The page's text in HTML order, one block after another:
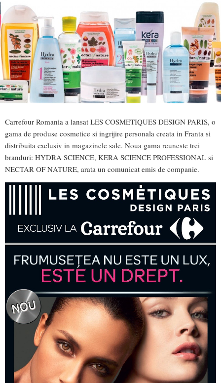
Carrefour Romania a lansat LES COSMETIQUES DESIGN PARIS, o
gama de produse cosmetice si ingrijire personala creata in Franta si
distribuita exclusiv in magazinele sale. Noua gama reuneste trei
branduri: HYDRA SCIENCE, KERA SCIENCE PROFESSIONAL si
NECTAR OF NATURE, arata un comunicat emis de companie.